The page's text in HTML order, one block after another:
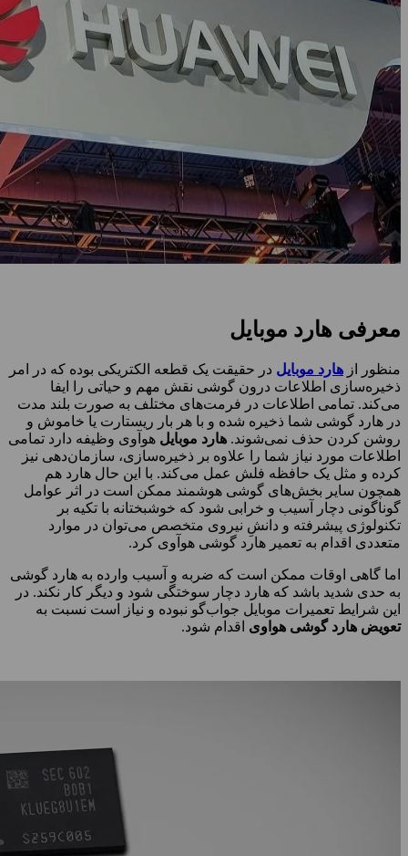
معرفی هارد موبایل
منظور از هارد موبایل در حقیقت یک قطعه الکتریکی بوده که در امر
ذخیره‌سازی اطلاعات درون گوشی نقش مهم و حیاتی را ایفا
می‌کند. تمامی اطلاعات در فرمت‌های مختلف به صورت بلند مدت
در هارد گوشی شما ذخیره شده و با هر بار ریستارت یا خاموش و
روشن کردن حذف نمی‌شوند. هارد موبایل هوآوی وظیفه دارد تمامی
اطلاعات مورد نیاز شما را علاوه بر ذخیره‌سازی، سازمان‌دهی نیز
کرده و مثل یک حافظه فلش عمل می‌کند. با این حال هارد هم
همچون سایر بخش‌های گوشی هوشمند ممکن است در اثر عوامل
گوناگونی دچار آسیب و خرابی شود که خوشبختانه با تکیه بر
تکنولوژی پیشرفته و دانشِ نیروی متخصص می‌توان در موارد
متعددی اقدام به تعمیر هارد گوشی هوآوی کرد.
اما گاهی اوقات ممکن است که ضربه و آسیب وارده به هارد گوشی
به حدی شدید باشد که هارد دچار سوختگی شود و دیگر کار نکند. در
این شرایط تعمیرات موبایل جواب‌گو نبوده و نیاز است نسبت به
تعویض هارد گوشی هواوی اقدام شود.